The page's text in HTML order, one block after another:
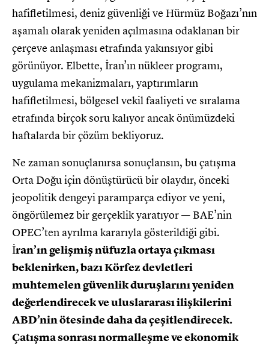
hafifletilmesi, deniz güvenliği ve Hürmüz Boğazı’nın
aşamalı olarak yeniden açılmasına odaklanan bir
çerçeve anlaşması etrafında yakınsıyor gibi
görünüyor. Elbette, İran’ın nükleer programı,
uygulama mekanizmaları, yaptırımların
hafifletilmesi, bölgesel vekil faaliyeti ve sıralama
etrafında birçok soru kalıyor ancak önümüzdeki
haftalarda bir çözüm bekliyoruz.
Ne zaman sonuçlanırsa sonuçlansın, bu çatışma
Orta Doğu için dönüştürücü bir olaydır, önceki
jeopolitik dengeyi paramparça ediyor ve yeni,
öngörülemez bir gerçeklik yaratıyor — BAE’nin
OPEC’ten ayrılma kararıyla gösterildiği gibi.
İran’ın gelişmiş nüfuzla ortaya çıkması
beklenirken, bazı Körfez devletleri
muhtemelen güvenlik duruşlarını yeniden
değerlendirecek ve uluslararası ilişkilerini
ABD’nin ötesinde daha da çeşitlendirecek.
Çatışma sonrası normalleşme ve ekonomik